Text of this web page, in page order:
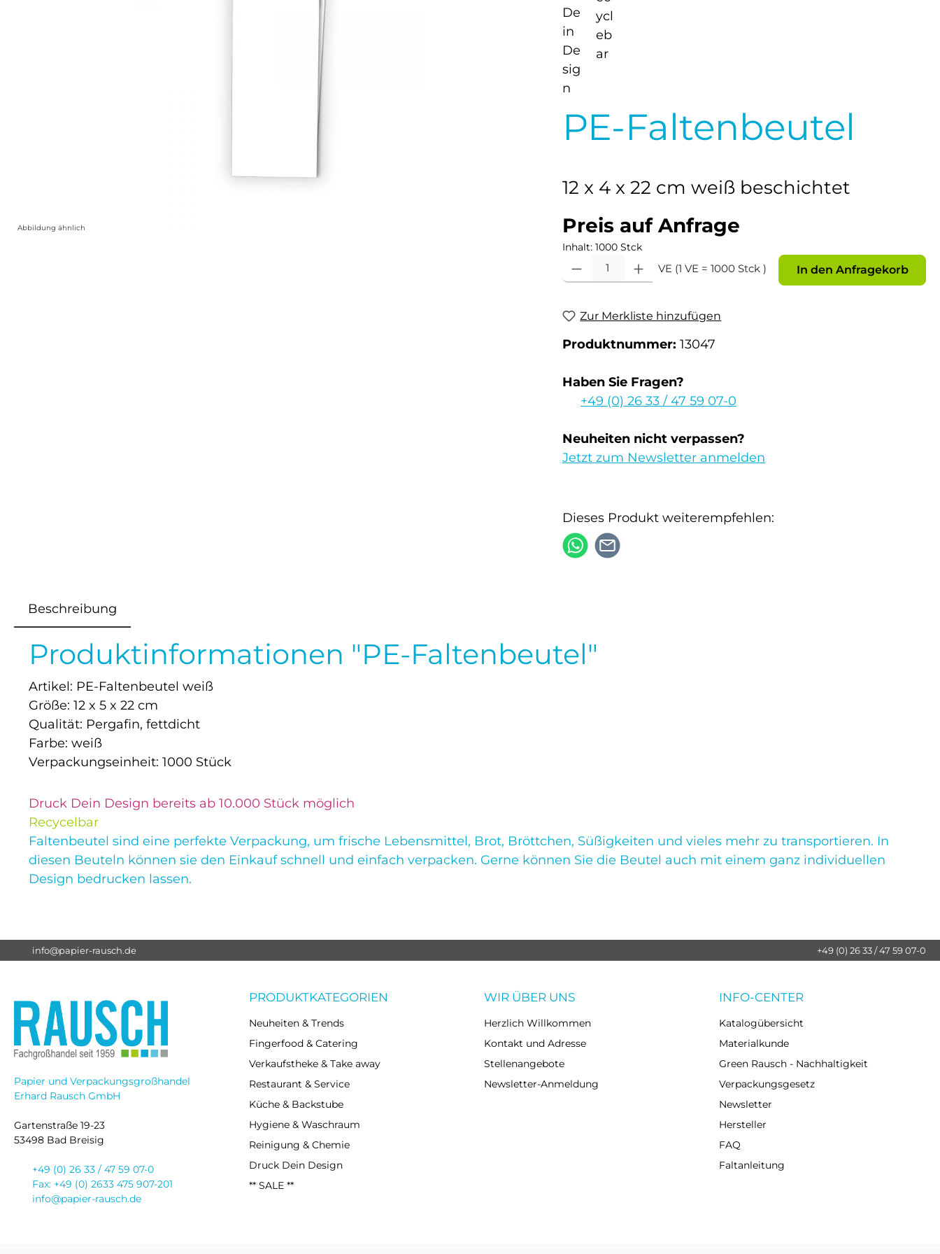
Abbildung ähnlich
PE-Faltenbeutel
12 x 4 x 22 cm weiß beschichtet
Preis auf Anfrage
Inhalt: 1000 Stck
Produkt Anzahl: Gib den gewünschten Wert ein oder benutze die Schaltflächen um die
VE (1 VE = 1000 Stck ) In den Anfragekorb
Zur Merkliste hinzufügen
Produktnummer: 13047
Haben Sie Fragen?
+49 (0) 26 33 / 47 59 07-0
Neuheiten nicht verpassen?
Jetzt zum Newsletter anmelden
Dieses Produkt weiterempfehlen:
Beschreibung
Produktinformationen "PE-Faltenbeutel"
Artikel: PE-Faltenbeutel weiß
Größe: 12 x 5 x 22 cm
Qualität: Pergafin, fettdicht
Farbe: weiß
Verpackungseinheit: 1000 Stück
Druck Dein Design bereits ab 10.000 Stück möglich
Recycelbar
Faltenbeutel sind eine perfekte Verpackung, um frische Lebensmittel, Brot, Bröttchen, Süßigkeiten und vieles mehr zu transportieren. In
diesen Beuteln können sie den Einkauf schnell und einfach verpacken. Gerne können Sie die Beutel auch mit einem ganz individuellen
Design bedrucken lassen.
info@papier-rausch.de +49 (0) 26 33 / 47 59 07-0
Papier und Verpackungsgroßhandel
Erhard Rausch GmbH
Gartenstraße 19-23
53498 Bad Breisig
+49 (0) 26 33 / 47 59 07-0
Fax: +49 (0) 2633 475 907-201
info@papier-rausch.de
PRODUKTKATEGORIEN
Neuheiten & Trends
Fingerfood & Catering
Verkaufstheke & Take away
Restaurant & Service
Küche & Backstube
Hygiene & Waschraum
Reinigung & Chemie
Druck Dein Design
** SALE **
WIR ÜBER UNS
Herzlich Willkommen
Kontakt und Adresse
Stellenangebote
Newsletter-Anmeldung
INFO-CENTER
Katalogübersicht
Materialkunde
Green Rausch - Nachhaltigkeit
Verpackungsgesetz
Newsletter
Hersteller
FAQ
Faltanleitung